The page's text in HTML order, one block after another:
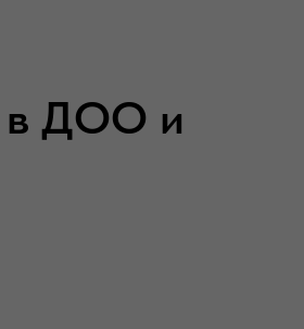
в ДОО и